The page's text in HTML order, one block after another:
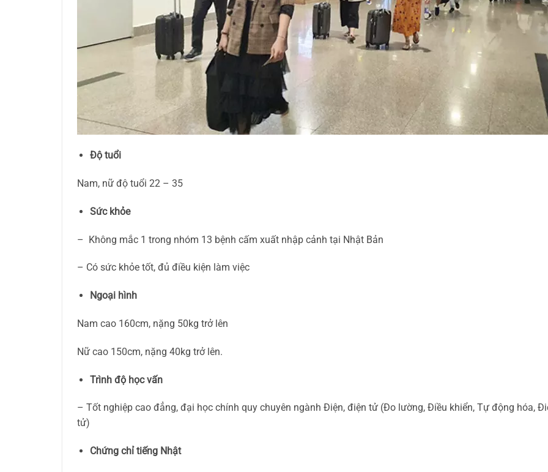
Độ tuổi
Nam, nữ độ tuổi 22 – 35
Sức khỏe
– Không mắc 1 trong nhóm 13 bệnh cấm xuất nhập cảnh tại Nhật Bản
– Có sức khỏe tốt, đủ điều kiện làm việc
Ngoại hình
Nam cao 160cm, nặng 50kg trở lên
Nữ cao 150cm, nặng 40kg trở lên.
Trình độ học vấn
– Tốt nghiệp cao đẳng, đại học chính quy chuyên ngành Điện, điện tử (Đo lường, Điều khiển, Tự động hóa,
tử)
Chứng chỉ tiếng Nhật